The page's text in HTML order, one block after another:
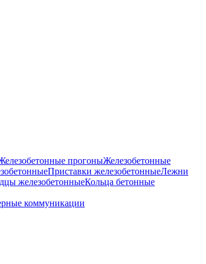
прогоныЖелезобетонные
Приставки железобетонныеЛежни
железобетонныеКольца бетонные
коммуникации